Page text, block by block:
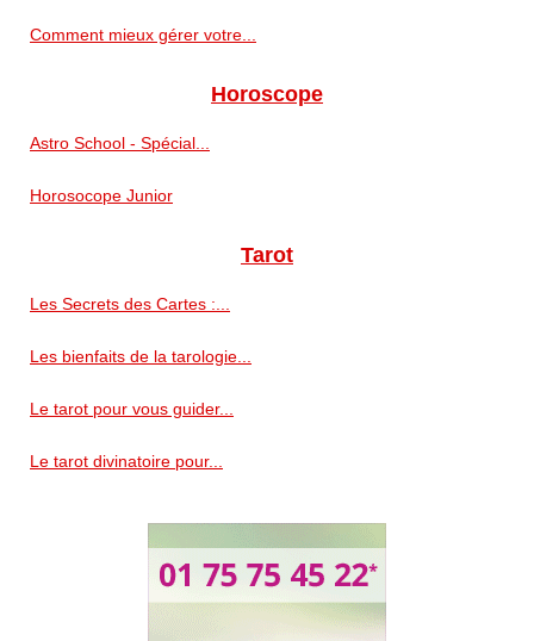
Comment mieux gérer votre...
Horoscope
Astro School - Spécial...
Horosocope Junior
Tarot
Les Secrets des Cartes :...
Les bienfaits de la tarologie...
Le tarot pour vous guider...
Le tarot divinatoire pour...